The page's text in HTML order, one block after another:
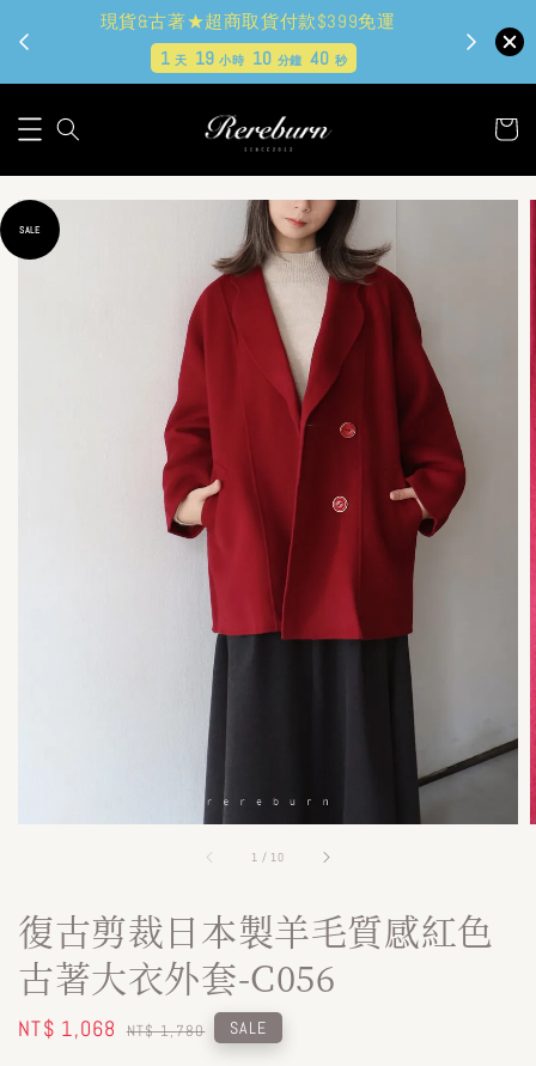
現貨&古著★超商取貨付款$399免運
1天 19小時 10 分鐘 38 秒
1 / 10
SALE
復古剪裁日本製羊毛質感紅色
古著大衣外套-C056
Sale
NT$ 1,068 Regular
NT$ 1,780 SALE